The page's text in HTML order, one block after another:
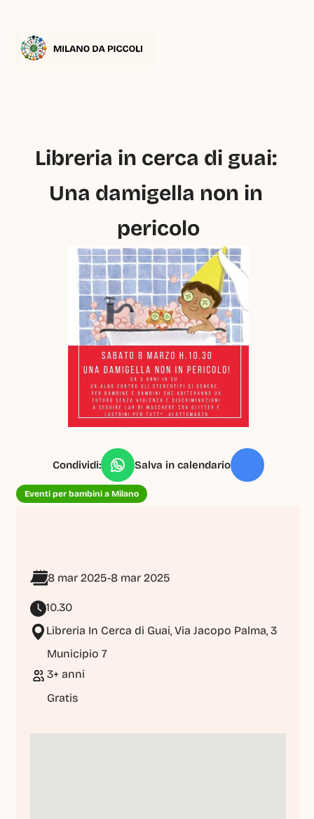
Libreria in cerca di guai:
Una damigella non in
pericolo
Condividi: Salva in calendario
Eventi per bambini a Milano
8 mar 2025-8 mar 2025
10.30
Libreria In Cerca di Guai, Via Jacopo Palma, 3
Municipio 7
3+ anni
Gratis